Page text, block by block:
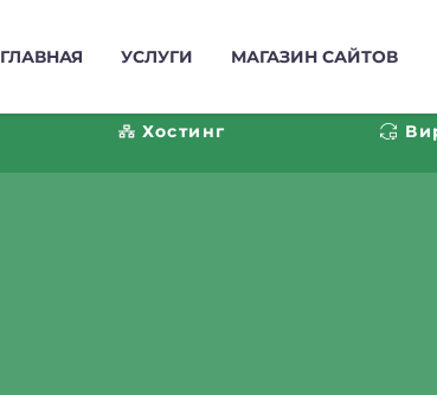
ГЛАВНАЯ УСЛУГИ МАГАЗИН САЙТОВ
Хостинг